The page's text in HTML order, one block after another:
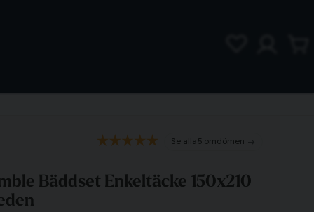
5 omdömen
Bäddset Enkeltäcke 150x210